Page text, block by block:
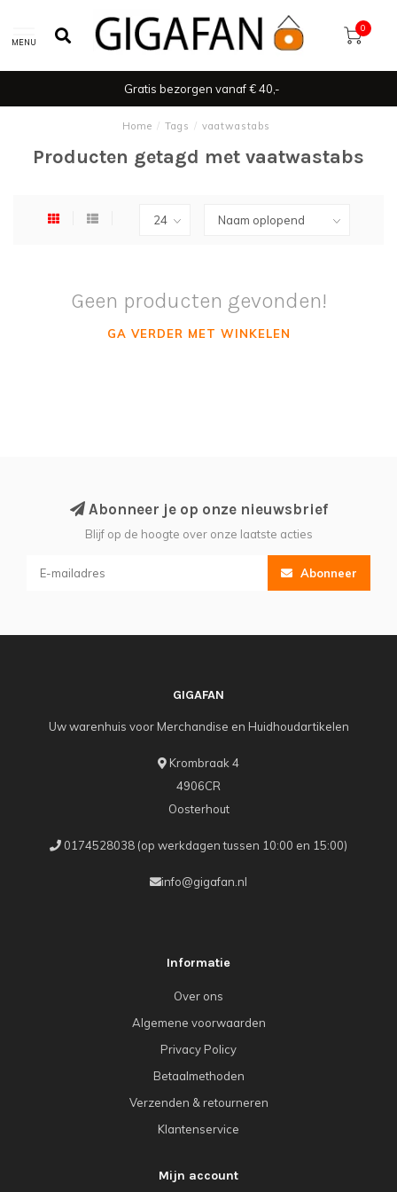
MENU
0
Gratis bezorgen vanaf € 40,-
Home / Tags / vaatwastabs
Producten getagd met vaatwastabs
Geen producten gevonden!
GA VERDER MET WINKELEN
Abonneer je op onze nieuwsbrief
Blijf op de hoogte over onze laatste acties
Abonneer
GIGAFAN
Uw warenhuis voor Merchandise en Huidhoudartikelen
Krombraak 4
4906CR
Oosterhout
0174528038 (op werkdagen tussen 10:00 en 15:00)
info@gigafan.nl
Informatie
Over ons
Algemene voorwaarden
Privacy Policy
Betaalmethoden
Verzenden & retourneren
Klantenservice
Mijn account